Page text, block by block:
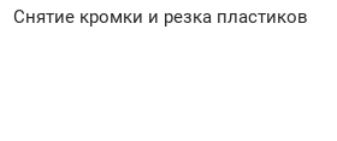
Снятие кромки и резка пластиков